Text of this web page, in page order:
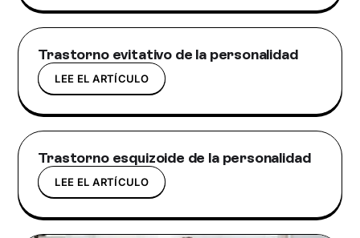
Trastorno evitativo de la personalidad
LEE EL ARTÍCULO
Trastorno esquizoide de la personalidad
LEE EL ARTÍCULO